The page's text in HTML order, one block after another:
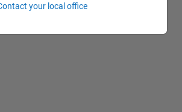
your local office